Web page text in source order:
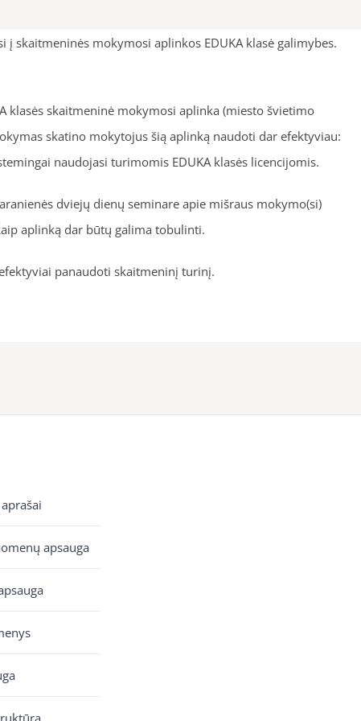
mokymosi aplinkos EDUKA klasė galimybes.
klasės skaitmeninė mokymosi aplinka (miesto švietimo
skatino mokytojus šią aplinką naudoti dar efektyviau:
naudojasi turimomis EDUKA klasės licencijomis.
dviejų dienų seminare apie mišraus mokymo(si)
aplinką dar būtų galima tobulinti.
panaudoti skaitmeninį turinį.
apsauga